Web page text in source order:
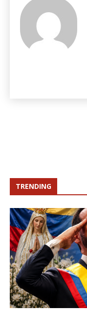
TRENDING